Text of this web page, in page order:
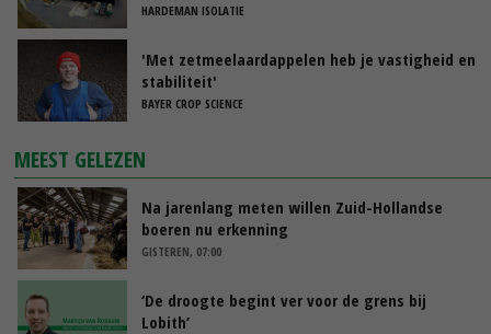
HARDEMAN ISOLATIE
'Met zetmeelaardappelen heb je vastigheid en
stabiliteit'
BAYER CROP SCIENCE
MEEST GELEZEN
Na jarenlang meten willen Zuid-Hollandse
boeren nu erkenning
GISTEREN, 07:00
‘De droogte begint ver voor de grens bij
Lobith’